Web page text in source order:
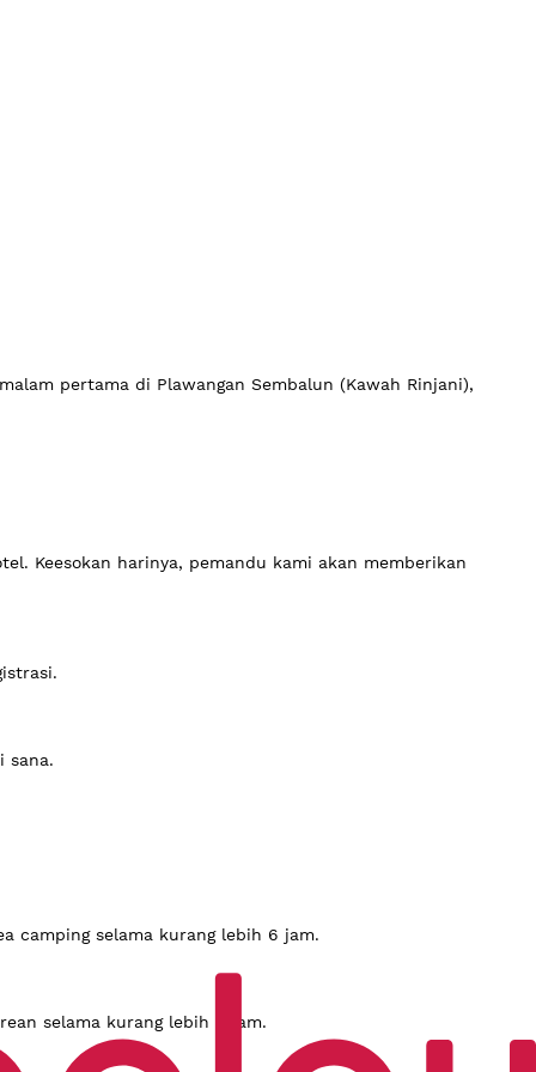
pertama di Plawangan Sembalun (Kawah Rinjani),
Keesokan harinya, pemandu kami akan memberikan
sana.
camping selama kurang lebih 6 jam.
selama kurang lebih 4 jam.